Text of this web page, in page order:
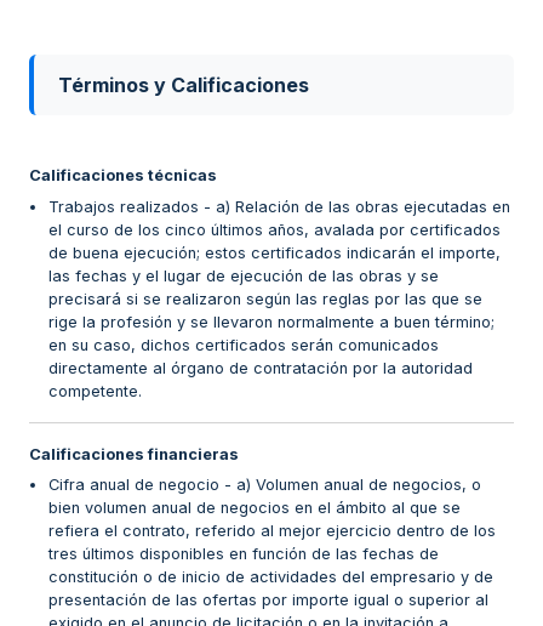
Términos y Calificaciones
Calificaciones técnicas
Trabajos realizados - a) Relación de las obras ejecutadas en
el curso de los cinco últimos años, avalada por certificados
de buena ejecución; estos certificados indicarán el importe,
las fechas y el lugar de ejecución de las obras y se
precisará si se realizaron según las reglas por las que se
rige la profesión y se llevaron normalmente a buen término;
en su caso, dichos certificados serán comunicados
directamente al órgano de contratación por la autoridad
competente.
Calificaciones financieras
Cifra anual de negocio - a) Volumen anual de negocios, o
bien volumen anual de negocios en el ámbito al que se
refiera el contrato, referido al mejor ejercicio dentro de los
tres últimos disponibles en función de las fechas de
constitución o de inicio de actividades del empresario y de
presentación de las ofertas por importe igual o superior al